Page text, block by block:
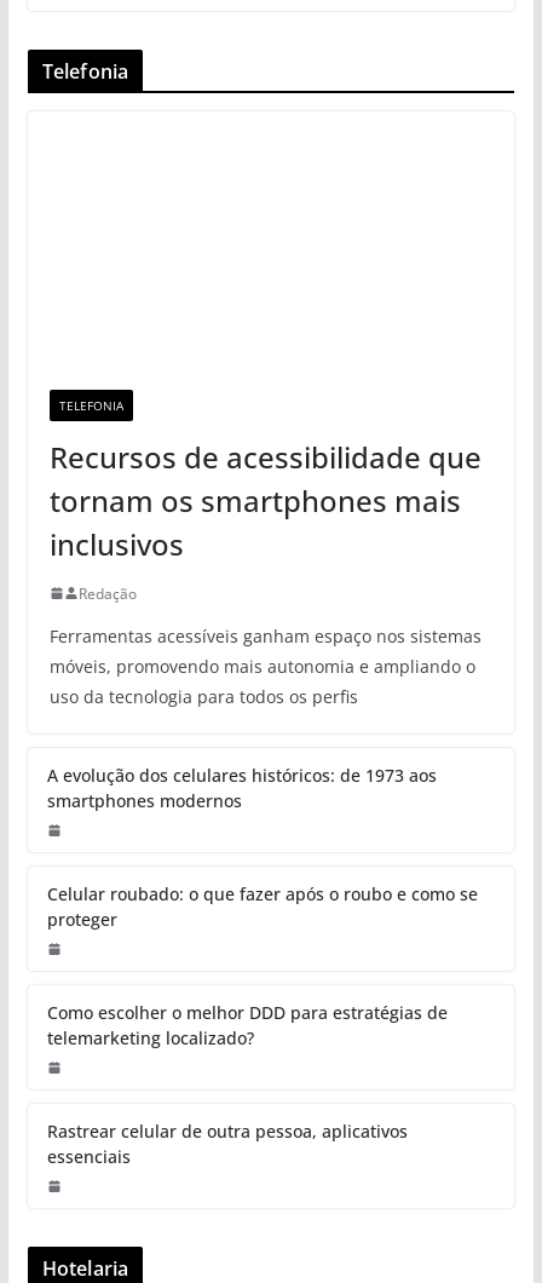
Telefonia
TELEFONIA
Recursos de acessibilidade que
tornam os smartphones mais
inclusivos
Redação
Ferramentas acessíveis ganham espaço nos sistemas
móveis, promovendo mais autonomia e ampliando o
uso da tecnologia para todos os perfis
A evolução dos celulares históricos: de 1973 aos
smartphones modernos
Celular roubado: o que fazer após o roubo e como se
proteger
Como escolher o melhor DDD para estratégias de
telemarketing localizado?
Rastrear celular de outra pessoa, aplicativos
essenciais
Hotelaria